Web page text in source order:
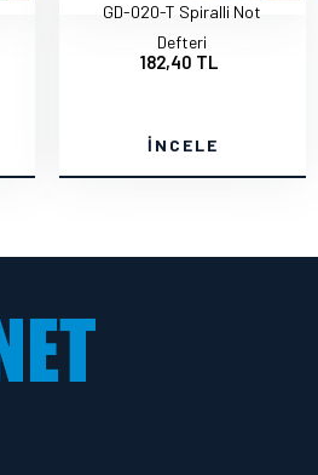
GD-020-T Spiralli Not
Defteri
182,40 TL
İNCELE